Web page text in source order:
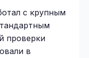
с крупным
проверки
в